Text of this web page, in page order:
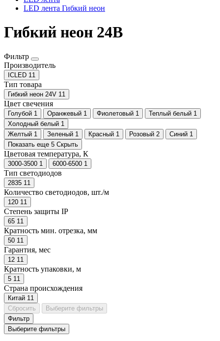
LED лента Гибкий неон
Гибкий неон 24В
Фильтр
Производитель
ICLED 11
Тип товара
Гибкий неон 24V 11
Цвет свечения
Голубой 1 Оранжевый 1 Фиолетовый 1 Теплый белый 1
Холодный белый 1
Желтый 1 Зеленый 1 Красный 1 Розовый 2 Синий 1
Показать еще 5 Скрыть
Цветовая температура, К
3000-3500 1 6000-6500 1
Тип светодиодов
2835 11
Количество светодиодов, шт./м
120 11
Степень защиты IP
65 11
Кратность мин. отрезка, мм
50 11
Гарантия, мес
12 11
Кратность упаковки, м
5 11
Страна происхождения
Китай 11
Сбросить
Выберите фильтры
Фильтр
Выберите фильтры